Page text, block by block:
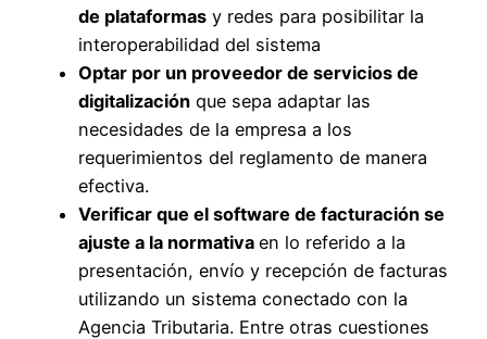
de plataformas y redes para posibilitar la
interoperabilidad del sistema
Optar por un proveedor de servicios de
digitalización que sepa adaptar las
necesidades de la empresa a los
requerimientos del reglamento de manera
efectiva.
Verificar que el software de facturación se
ajuste a la normativa en lo referido a la
presentación, envío y recepción de facturas
utilizando un sistema conectado con la
Agencia Tributaria. Entre otras cuestiones